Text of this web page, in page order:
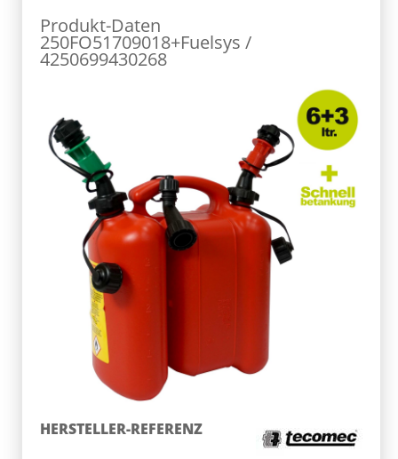
Produkt-Daten
250FO51709018+Fuelsys /
4250699430268
HERSTELLER-REFERENZ